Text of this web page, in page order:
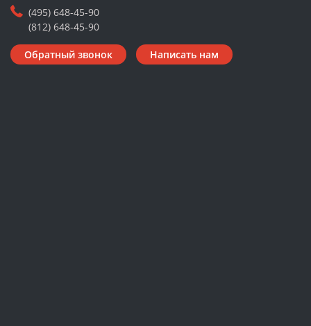
(495) 648-45-90
(812) 648-45-90
Обратный звонок Написать нам